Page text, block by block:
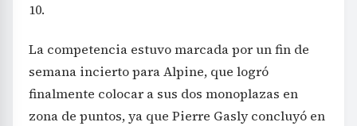
10.
La competencia estuvo marcada por un fin de
semana incierto para Alpine, que logró
finalmente colocar a sus dos monoplazas en
zona de puntos, ya que Pierre Gasly concluyó en